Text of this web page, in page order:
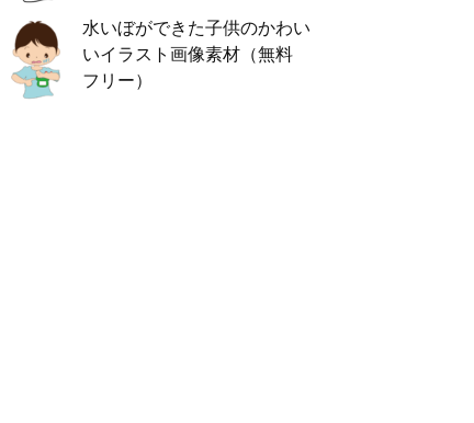
水いぼができた子供のかわい
いイラスト画像素材（無料
フリー）